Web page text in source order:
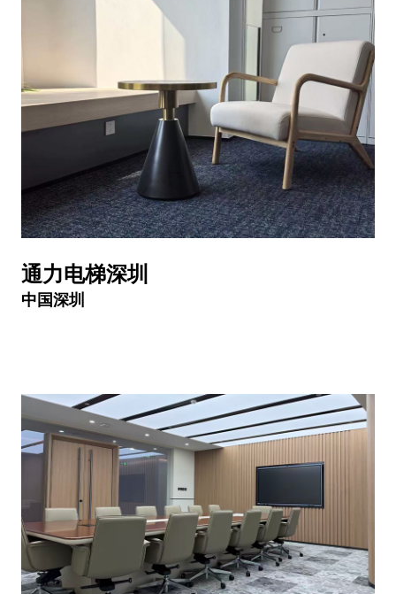
通力电梯深圳
中国深圳